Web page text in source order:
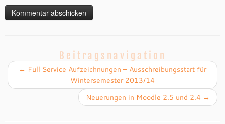
Beitragsnavigation
← Full Service Aufzeichnungen – Ausschreibungsstart für
Wintersemester 2013/14
Neuerungen in Moodle 2.5 und 2.4 →